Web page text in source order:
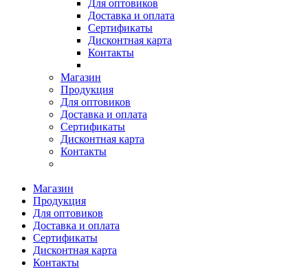
Для оптовиков
Доставка и оплата
Сертификаты
Дисконтная карта
Контакты
Магазин
Продукция
Для оптовиков
Доставка и оплата
Сертификаты
Дисконтная карта
Контакты
Магазин
Продукция
Для оптовиков
Доставка и оплата
Сертификаты
Дисконтная карта
Контакты